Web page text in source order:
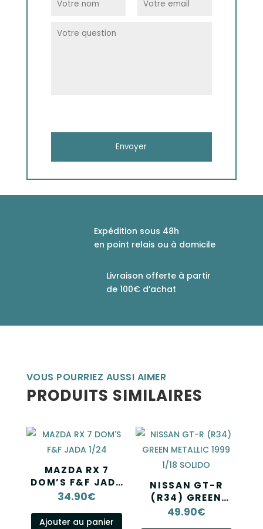
Expédition sous 48h
en point relais ou à domicile
Livraison offerte à partir
de 100€ d’achat
VOUS POURRIEZ AUSSI AIMER
PRODUITS SIMILAIRES
MAZDA RX 7
DOM’S F&F JADA
1/24
34.90€
Ajouter au panier
NISSAN GT-R
(R34) GREEN
METALLIC 1999
49.90€